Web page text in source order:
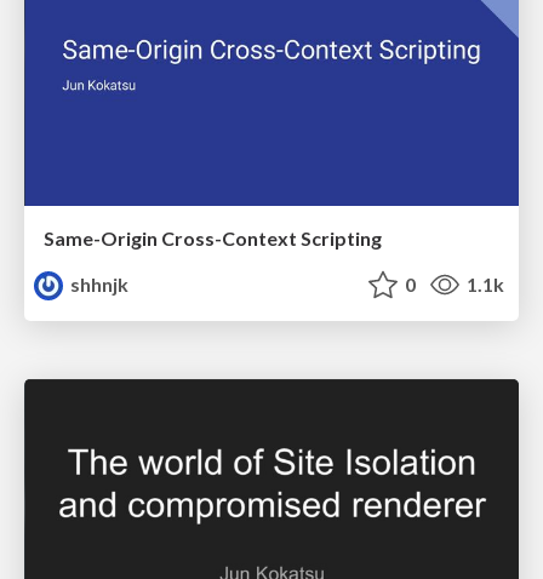
Same-Origin Cross-Context Scripting
shhnjk
0 1.1k